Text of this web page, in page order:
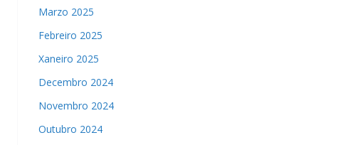
Marzo 2025
Febreiro 2025
Xaneiro 2025
Decembro 2024
Novembro 2024
Outubro 2024